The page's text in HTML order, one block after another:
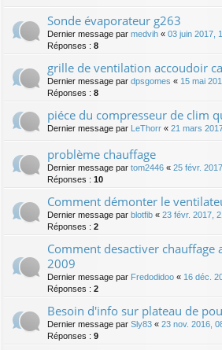
Sonde évaporateur g263
Dernier message par medvih « 03 juin 2017,
Réponses : 8
grille de ventilation accoudoir
Dernier message par dpsgomes « 15 mai
Réponses : 8
piéce du compresseur de clim
Dernier message par LeThorr « 21 mars
problème chauffage
Dernier message par tom2446 « 25 févr.
Réponses : 10
Comment démonter le
Dernier message par blotfib « 23 févr. 2017,
Réponses : 2
Comment desactiver
2009
Dernier message par Fredodidoo « 16 déc.
Réponses : 2
Besoin d'info sur plateau de
Dernier message par Sly83 « 23 nov. 2016,
Réponses : 9